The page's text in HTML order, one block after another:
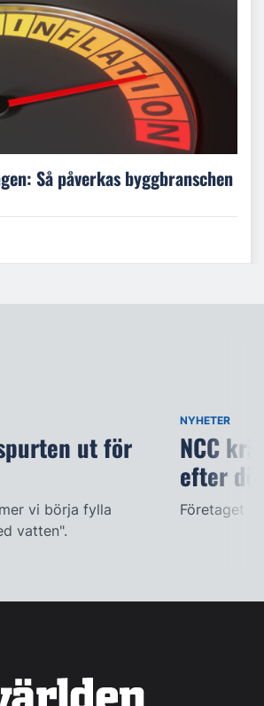
Så påverkas byggbranschen
ut för
vi börja fylla
vatten".
NYHETER
NCC
efter
Företaget